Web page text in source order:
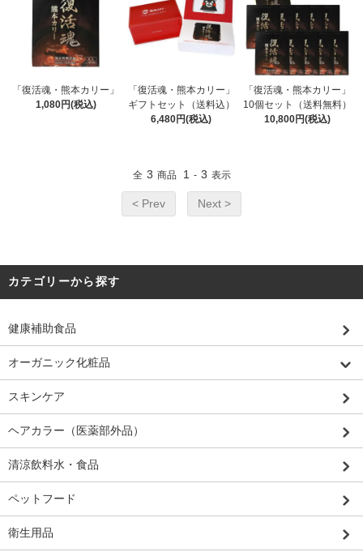
「復活魂・熊本カリー」
1,080円(税込)
「復活魂・熊本カリー」
ギフトセット（送料込）
6,480円(税込)
「復活魂・熊本カリー」
10個セット（送料無料）
10,800円(税込)
全 3 商品 1 - 3 表示
< Prev Next >
カテゴリーから探す
健康補助食品
オーガニック化粧品
スキンケア
ヘアカラー（医薬部外品）
清涼飲料水・食品
ペットフード
衛生用品